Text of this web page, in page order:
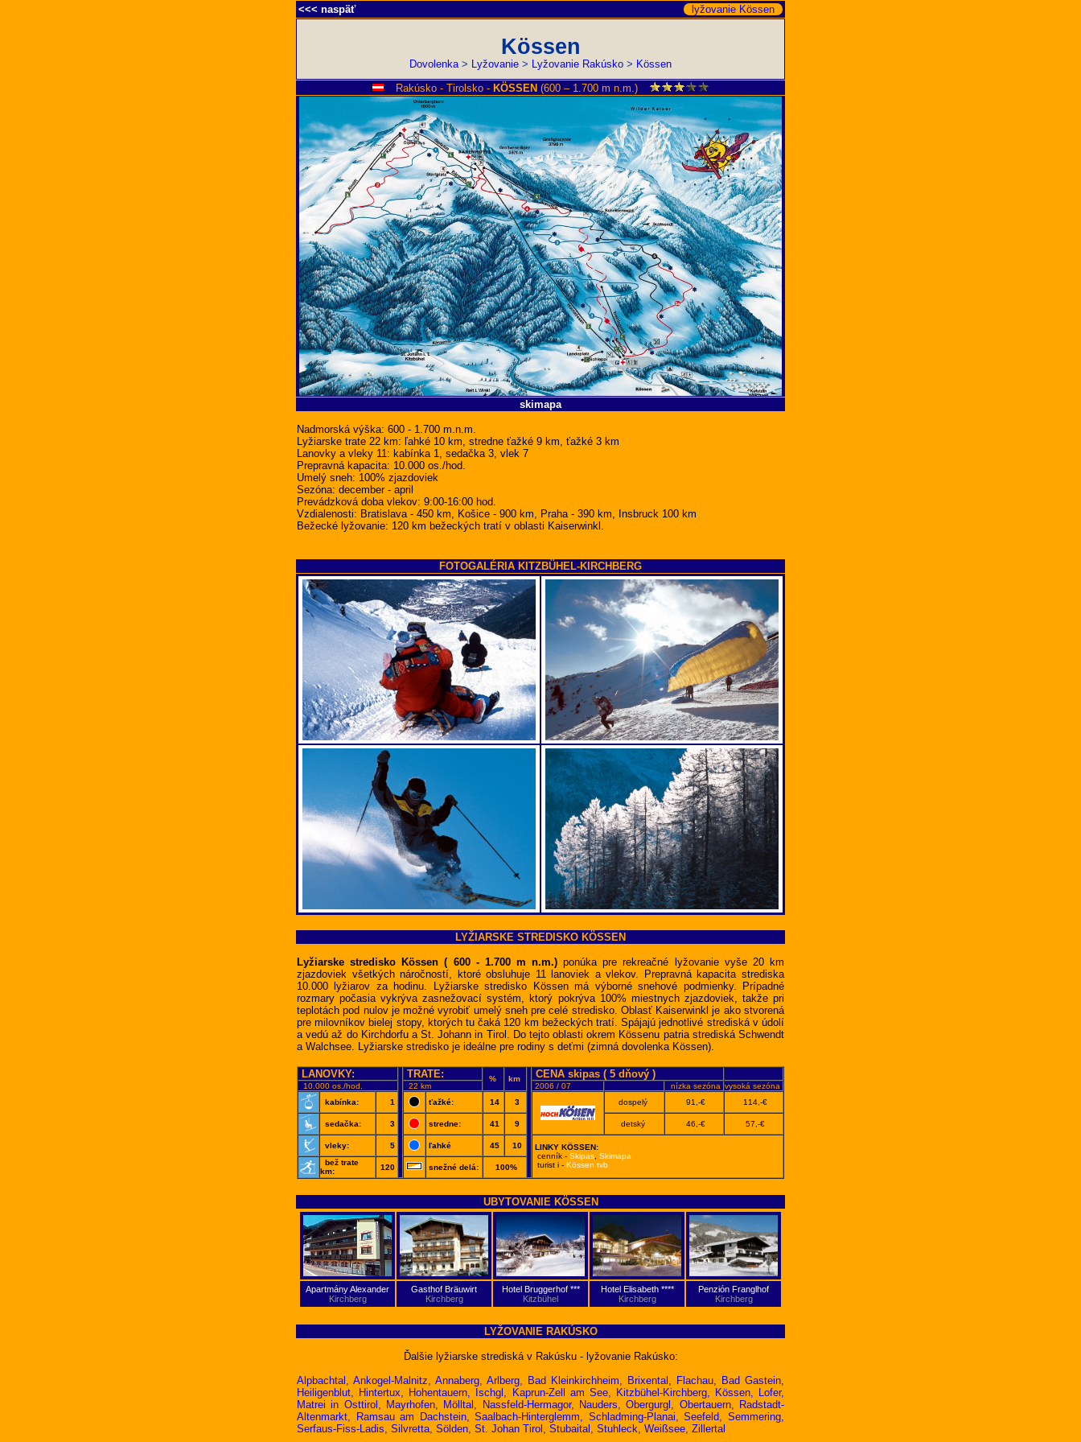
<<< naspäť lyžovanie Kössen
Kössen
Dovolenka > Lyžovanie > Lyžovanie Rakúsko > Kössen
Rakúsko - Tirolsko - KÖSSEN (600 – 1.700 m n.m.)
skimapa
Nadmorská výška: 600 - 1.700 m.n.m.
Lyžiarske trate 22 km: ľahké 10 km, stredne ťažké 9 km, ťažké 3 km
Lanovky a vleky 11: kabínka 1, sedačka 3, vlek 7
Prepravná kapacita: 10.000 os./hod.
Umelý sneh: 100% zjazdoviek
Sezóna: december - april
Prevádzková doba vlekov: 9:00-16:00 hod.
Vzdialenosti: Bratislava - 450 km, Košice - 900 km, Praha - 390 km, Insbruck 100 km
Bežecké lyžovanie: 120 km bežeckých tratí v oblasti Kaiserwinkl.
FOTOGALÉRIA KITZBÜHEL-KIRCHBERG
LYŽIARSKE STREDISKO KÖSSEN
Lyžiarske stredisko Kössen ( 600 - 1.700 m n.m.) ponúka pre rekreačné lyžovanie vyše 20 km
zjazdoviek všetkých náročností, ktoré obsluhuje 11 lanoviek a vlekov. Prepravná kapacita strediska
10.000 lyžiarov za hodinu. Lyžiarske stredisko Kössen má výborné snehové podmienky. Prípadné
rozmary počasia vykrýva zasnežovací systém, ktorý pokrýva 100% miestnych zjazdoviek, takže pri
teplotách pod nulov je možné vyrobiť umelý sneh pre celé stredisko. Oblasť Kaiserwinkl je ako stvorená
pre milovníkov bielej stopy, ktorých tu čaká 120 km bežeckých tratí. Spájajú jednotlivé strediská v údolí
a vedú až do Kirchdorfu a St. Johann in Tirol. Do tejto oblasti okrem Kössenu patria strediská Schwendt
a Walchsee. Lyžiarske stredisko je ideálne pre rodiny s deťmi (zimná dovolenka Kössen).
LANOVKY: TRATE: % km CENA skipas ( 5 dňový )
10.000 os./hod. 22 km 2006 / 07 nízka sezóna vysoká sezóna
kabínka:
1 ťažké: 14 3 dospelý 91,-€ 114,-€
sedačka: 3 stredne: 41 9 detský 46,-€ 57,-€
vleky: 5 ľahké 45 10
LINKY KÖSSEN:
cenník - Skipas Skimapa
turist i - Kössen tvb
bež trate
km:
120 snežné delá: 100%
UBYTOVANIE KÖSSEN
Apartmány Alexander
Kirchberg
Gasthof Bräuwirt
Kirchberg
Hotel Bruggerhof ***
Kitzbühel
Hotel Elisabeth ****
Kirchberg
Penzión Franglhof
Kirchberg
LYŽOVANIE RAKÚSKO
Ďalšie lyžiarske strediská v Rakúsku - lyžovanie Rakúsko:
Alpbachtal , Ankogel-Malnitz, Annaberg, Arlberg, Bad Kleinkirchheim, Brixental , Flachau, Bad Gastein,
Heiligenblut, Hintertux, Hohentauern, Ischgl , Kaprun-Zell am See, Kitzbühel-Kirchberg, Kössen, Lofer,
Matrei in Osttirol , Mayrhofen, Mölltal , Nassfeld-Hermagor, Nauders,Obergurgl , Obertauern, Radstadt-
Altenmarkt, Ramsau am Dachstein,Saalbach-Hinterglemm, Schladming-Planai,Seefeld,Semmering,
Serfaus-Fiss-Ladis, Silvretta, Sölden, St. Johan Tirol , Stubaital , Stuhleck, Weißsee, Zillertal